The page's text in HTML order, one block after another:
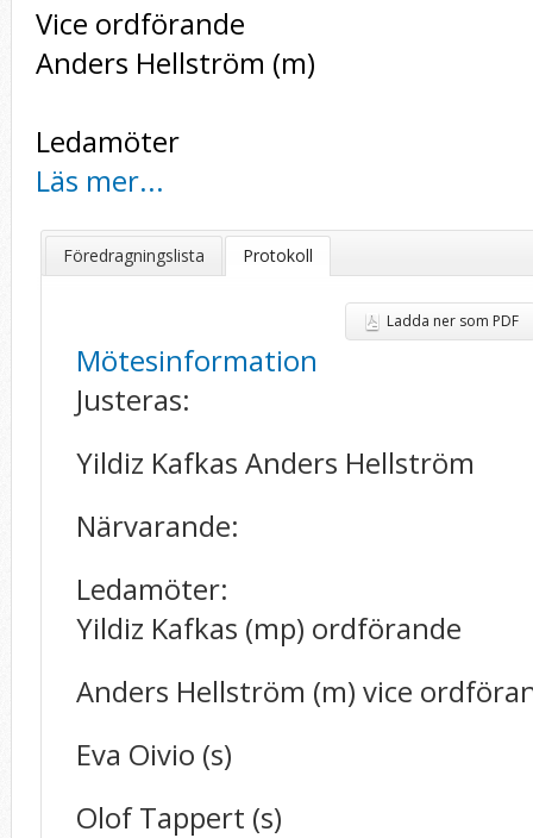
Vice ordförande
Anders Hellström (m)
Ledamöter
Läs mer...
Föredragningslista Protokoll
Ladda ner som PDF
Mötesinformation
Justeras:
Yildiz Kafkas Anders Hellström
Närvarande:
Ledamöter:
Yildiz Kafkas (mp) ordförande
Anders Hellström (m) vice
Eva Oivio (s)
Olof Tappert (s)